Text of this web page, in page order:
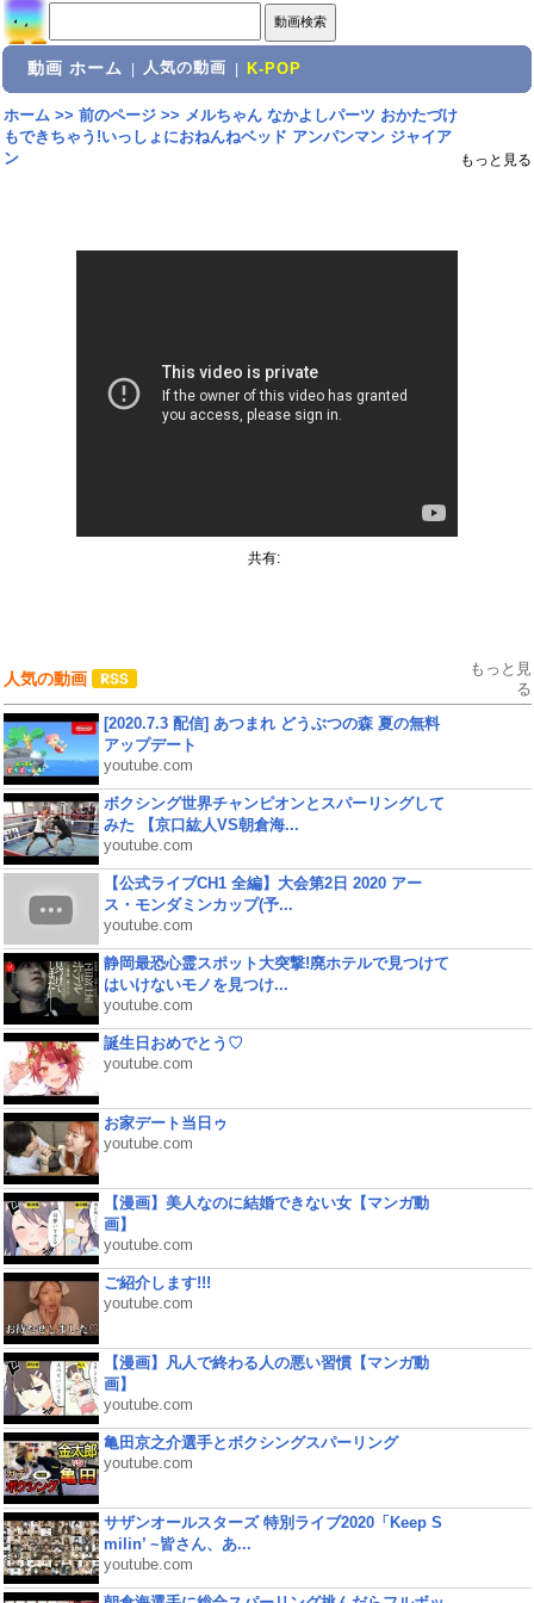
動画 ホーム 人気の動画 K-POP
ホーム>> 前のページ>> メルちゃん なかよしパーツ おかたづけ
もできちゃう!いっしょにおねんねベッド アンパンマン ジャイア
ン
もっと見る
共有:
人気の動画
もっと見
る
[2020.7.3 配信] あつまれ どうぶつの森 夏の無料
アップデート
youtube.com
ボクシング世界チャンピオンとスパーリングして
みた 【京口紘人VS朝倉海...
youtube.com
【公式ライブCH1 全編】大会第2日 2020 アー
ス・モンダミンカップ(予...
youtube.com
静岡最恐心霊スポット大突撃!廃ホテルで見つけて
はいけないモノを見つけ...
youtube.com
誕生日おめでとう♡
youtube.com
お家デート当日ゥ
youtube.com
【漫画】美人なのに結婚できない女【マンガ動
画】
youtube.com
ご紹介します!!!
youtube.com
【漫画】凡人で終わる人の悪い習慣【マンガ動
画】
youtube.com
亀田京之介選手とボクシングスパーリング
youtube.com
サザンオールスターズ 特別ライブ2020「Keep S
milin’ ~皆さん、あ...
youtube.com